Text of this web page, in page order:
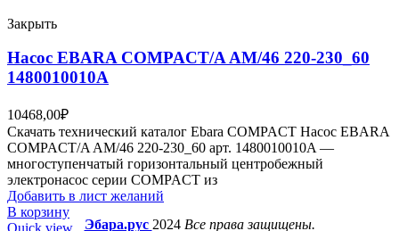
Закрыть
Насос EBARA COMPACT/A AM/46 220-230_60
1480010010A
10468,00₽
Скачать технический каталог Ebara COMPACT Насос EBARA
COMPACT/A AM/46 220-230_60 арт. 1480010010A —
многоступенчатый горизонтальный центробежный
электронасос серии COMPACT из
Добавить в лист желаний
В корзину
Эбара.рус 2024Все права защищены.